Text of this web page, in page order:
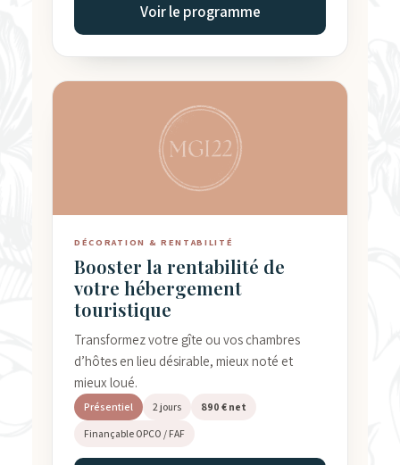
Voir le programme
DÉCORATION & RENTABILITÉ
Booster la rentabilité de
votre hébergement
touristique
Transformez votre gîte ou vos chambres
d’hôtes en lieu désirable, mieux noté et
mieux loué.
Présentiel 2 jours
890 € net
Finançable OPCO / FAF